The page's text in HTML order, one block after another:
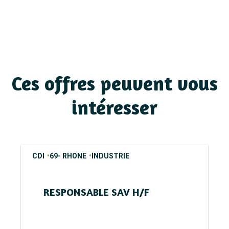
Ces offres peuvent vous
intéresser
contrats
CDI
regions69- RHONE
secteurs INDUSTRIE
RESPONSABLE SAV H/F